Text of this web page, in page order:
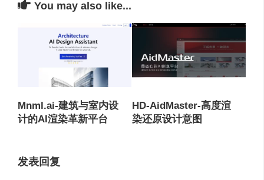
You may also like...
Mnml.ai-建筑与室内设
计的AI渲染革新平台
HD-AidMaster-高度渲
染还原设计意图
发表回复